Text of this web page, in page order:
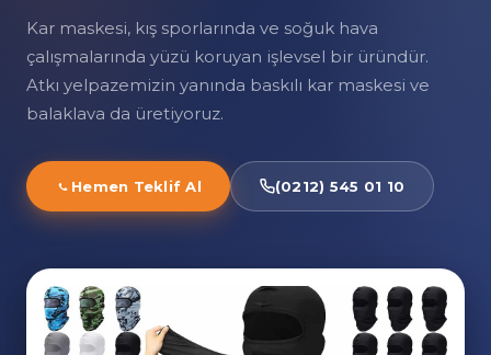
Kar maskesi, kış sporlarında ve soğuk hava
çalışmalarında yüzü koruyan işlevsel bir üründür.
Atkı yelpazemizin yanında baskılı kar maskesi ve
balaklava da üretiyoruz.
Hemen Teklif Al (0212) 545 01 10